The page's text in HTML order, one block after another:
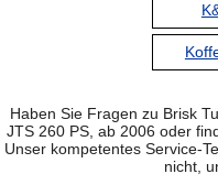
Haben Sie Fragen zu Brisk
JTS 260 PS, ab 2006 oder
Unser kompetentes Service-
nicht,